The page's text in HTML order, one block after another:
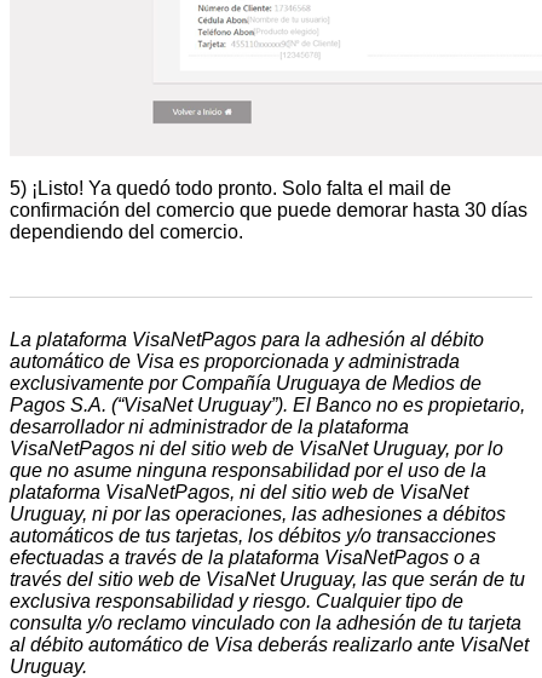
5) ¡Listo! Ya quedó todo pronto. Solo falta el mail de
confirmación del comercio que puede demorar hasta 30 días
dependiendo del comercio.
La plataforma VisaNetPagos para la adhesión al débito
automático de Visa es proporcionada y administrada
exclusivamente por Compañía Uruguaya de Medios de
Pagos S.A. (“VisaNet Uruguay”). El Banco no es propietario,
desarrollador ni administrador de la plataforma
VisaNetPagos ni del sitio web de VisaNet Uruguay, por lo
que no asume ninguna responsabilidad por el uso de la
plataforma VisaNetPagos, ni del sitio web de VisaNet
Uruguay, ni por las operaciones, las adhesiones a débitos
automáticos de tus tarjetas, los débitos y/o transacciones
efectuadas a través de la plataforma VisaNetPagos o a
través del sitio web de VisaNet Uruguay, las que serán de tu
exclusiva responsabilidad y riesgo. Cualquier tipo de
consulta y/o reclamo vinculado con la adhesión de tu tarjeta
al débito automático de Visa deberás realizarlo ante VisaNet
Uruguay.